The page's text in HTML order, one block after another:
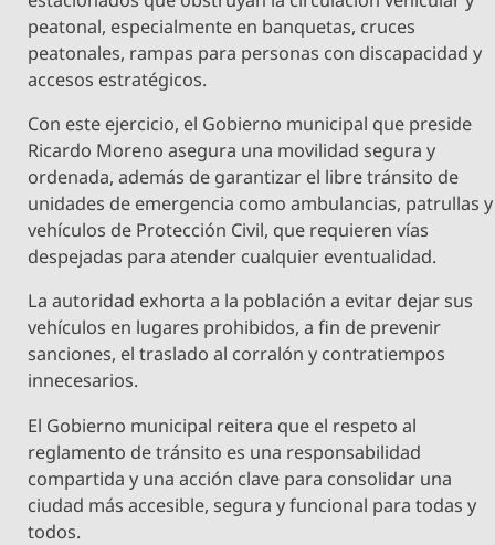
peatonal, especialmente en banquetas, cruces
peatonales, rampas para personas con discapacidad y
accesos estratégicos.
Con este ejercicio, el Gobierno municipal que preside
Ricardo Moreno asegura una movilidad segura y
ordenada, además de garantizar el libre tránsito de
unidades de emergencia como ambulancias, patrullas y
vehículos de Protección Civil, que requieren vías
despejadas para atender cualquier eventualidad.
La autoridad exhorta a la población a evitar dejar sus
vehículos en lugares prohibidos, a fin de prevenir
sanciones, el traslado al corralón y contratiempos
innecesarios.
El Gobierno municipal reitera que el respeto al
reglamento de tránsito es una responsabilidad
compartida y una acción clave para consolidar una
ciudad más accesible, segura y funcional para todas y
todos.